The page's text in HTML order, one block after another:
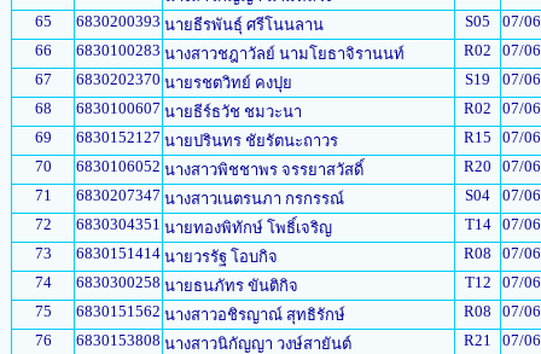
65
6830200393 นายธีรพันธุ์ ศรีโนนลาน S05
07/
66
6830100283 นางสาวชฎาวัลย์ นามโยธาจิรานนท์ R02
07/
67
6830202370 นายรชตวิทย์ คงปุย S19
07/
68
6830100607 นายธีร์ธวัช ชมวะนา R02
07/
69
6830152127 นายปรินทร ชัยรัตนะถาวร R15
07/
70
6830106052 นางสาวพิชชาพร จรรยาสวัสดิ์ R20
07/
71
6830207347 นางสาวเนตรนภา กรกรรณ์ S04
07/
72
6830304351 นายทองพิทักษ์ โพธิ์เจริญ T14
07/
73
6830151414 นายวรรัฐ โอบกิจ R08
07/
74
6830300258 นายธนภัทร ขันติกิจ T12
07/
75
6830151562 นางสาวอชิรญาณ์ สุทธิรักษ์ R08
07/
76
6830153808 นางสาวนิกัญญา วงษ์สายันต์ R21
07/